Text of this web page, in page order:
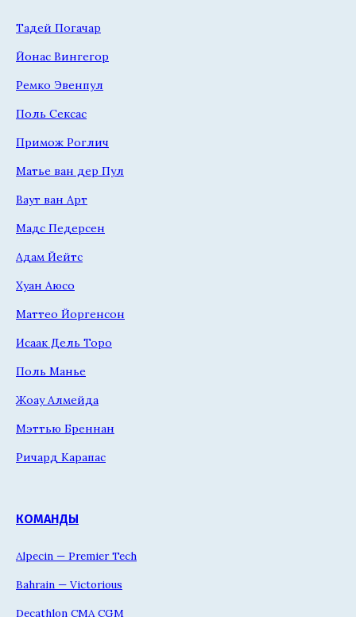
Тадей Погачар
Йонас Вингегор
Ремко Эвенпул
Поль Сексас
Примож Роглич
Матье ван дер Пул
Ваут ван Арт
Мадс Педерсен
Адам Йейтс
Хуан Аюсо
Маттео Йоргенсон
Исаак Дель Торо
Поль Манье
Жоау Алмейда
Мэттью Бреннан
Ричард Карапас
КОМАНДЫ
Alpecin — Premier Tech
Bahrain — Victorious
Decathlon CMA CGM